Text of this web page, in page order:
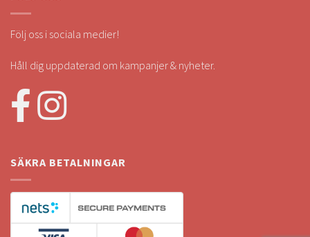
Följ oss i sociala medier!
Håll dig uppdaterad om kampanjer & nyheter.
SÄKRA BETALNINGAR